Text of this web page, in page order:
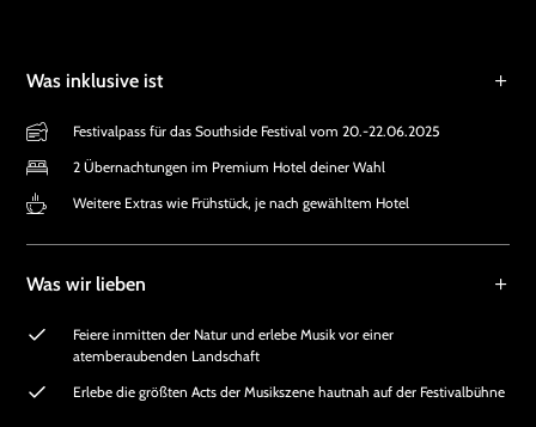
Was inklusive ist
Festivalpass für das Southside Festival vom 20.-22.06.2025
2 Übernachtungen im Premium Hotel deiner Wahl
Weitere Extras wie Frühstück, je nach gewähltem Hotel
Was wir lieben
Feiere inmitten der Natur und erlebe Musik vor einer
atemberaubenden Landschaft
Erlebe die größten Acts der Musikszene hautnah auf der Festivalbühne